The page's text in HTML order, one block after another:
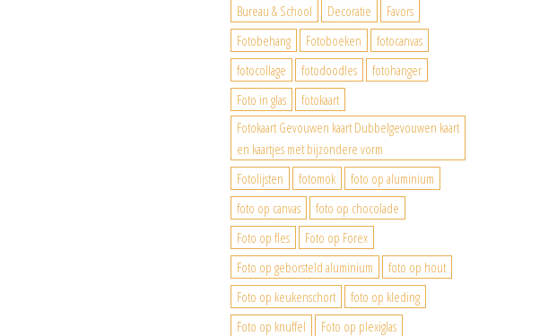
Bureau & School
Decoratie
Favors
Fotobehang
Fotoboeken
fotocanvas
fotocollage
fotodoodles
fotohanger
Foto in glas
fotokaart
Fotokaart Gevouwen kaart Dubbelgevouwen kaart
en kaartjes met bijzondere vorm
Fotolijsten
fotomok
foto op aluminium
foto op canvas
foto op chocolade
Foto op fles
Foto op Forex
Foto op geborsteld aluminium
foto op hout
Foto op keukenschort
foto op kleding
Foto op knuffel
Foto op plexiglas